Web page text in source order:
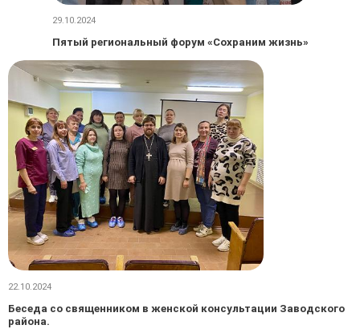
29.10.2024
Пятый региональный форум «Сохраним жизнь»
22.10.2024
Беседа со священником в женской консультации Заводского
района.